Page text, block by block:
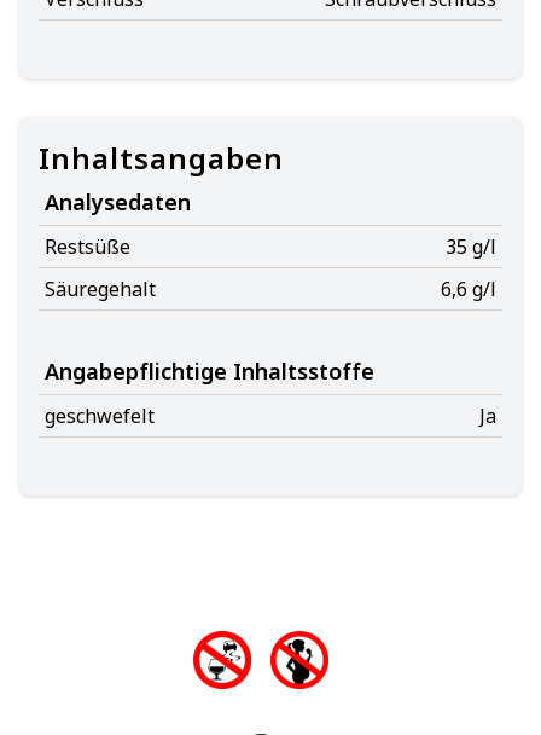
Inhaltsangaben
Analysedaten
Restsüße
35 g/l
Säuregehalt
6,6 g/l
Angabepflichtige Inhaltsstoffe
geschwefelt Ja